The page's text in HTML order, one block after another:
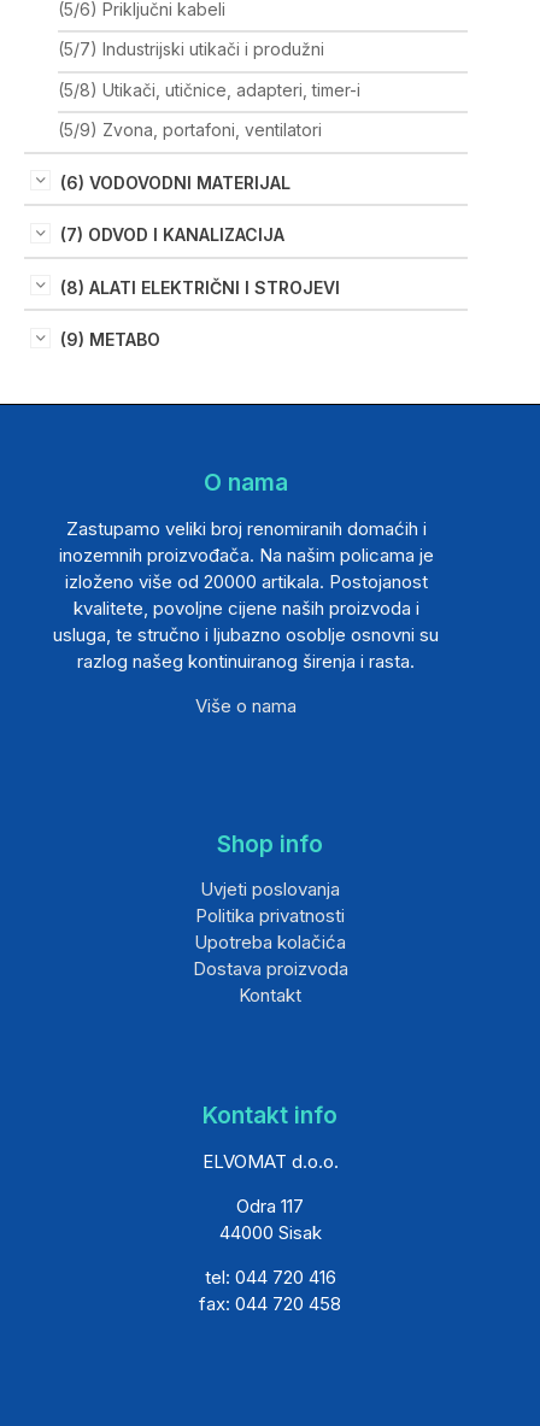
(5/6) Priključni kabeli
(5/7) Industrijski utikači i produžni
(5/8) Utikači, utičnice, adapteri, timer-i
(5/9) Zvona, portafoni, ventilatori
(6) VODOVODNI MATERIJAL
(7) ODVOD I KANALIZACIJA
(8) ALATI ELEKTRIČNI I STROJEVI
(9) METABO
O nama
Zastupamo veliki broj renomiranih domaćih i
inozemnih proizvođača. Na našim policama je
izloženo više od 20000 artikala. Postojanost
kvalitete, povoljne cijene naših proizvoda i
usluga, te stručno i ljubazno osoblje osnovni su
razlog našeg kontinuiranog širenja i rasta.
Više o nama
Shop info
Uvjeti poslovanja
Politika privatnosti
Upotreba kolačića
Dostava proizvoda
Kontakt
Kontakt info
ELVOMAT d.o.o.
Odra 117
44000 Sisak
tel: 044 720 416
fax: 044 720 458